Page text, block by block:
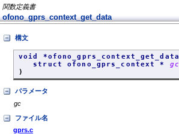
関数定義書
ofono_gprs_context_get_data
構文
void *ofono_gprs_context_get_data
struct ofono_gprs_context * gc
)
パラメータ
gc
ファイル名
gprs.c